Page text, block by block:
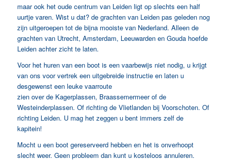
maar ook het oude centrum van Leiden ligt op slechts een half
uurtje varen. Wist u dat? de grachten van Leiden pas geleden nog
zijn uitgeroepen tot de bijna mooiste van Nederland. Alleen de
grachten van Utrecht, Amsterdam, Leeuwarden en Gouda hoefde
Leiden achter zicht te laten.
Voor het huren van een boot is een vaarbewijs niet nodig, u krijgt
van ons voor vertrek een uitgebreide instructie en laten u
desgewenst een leuke vaarroute
zien over de Kagerplassen, Braassemermeer of de
Westeinderplassen. Of richting de Vlietlanden bij Voorschoten. Of
richting Leiden. U mag het zeggen u bent immers zelf de
kapitein!
Mocht u een boot gereserveerd hebben en het is onverhoopt
slecht weer. Geen probleem dan kunt u kosteloos annuleren.